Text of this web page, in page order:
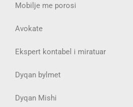
Mobilje me porosi
Avokate
Ekspert kontabel i miratuar
Dyqan bylmet
Dyqan Mishi